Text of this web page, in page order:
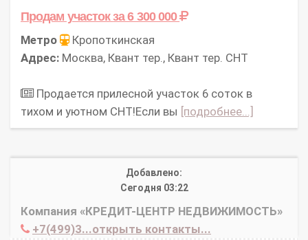
Продам участокза 6 300 000
Метро
Кропоткинская
Адрес: Москва, Квант тер., Квант тер. СНТ
Продается прилесной участок 6 соток в
тихом и уютном СНТ!Если вы [подробнее...]
Добавлено:
Сегодня 03:22
Компания «КРЕДИТ-ЦЕНТР НЕДВИЖИМОСТЬ»
+7(499)3...открыть контакты...